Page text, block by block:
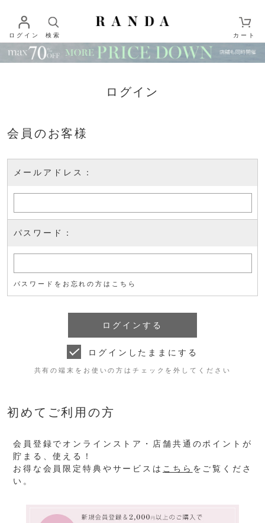
ログイン 検索 カート
ログイン
会員のお客様
メールアドレス：
パスワード：
パスワードをお忘れの方はこちら
ログインしたままにする
共有の端末をお使いの方はチェックを外してください
初めてご利用の方
会員登録でオンラインストア・店舗共通のポイントが
貯まる、使える！
お得な会員限定特典やサービスは こちら をご覧くださ
い。